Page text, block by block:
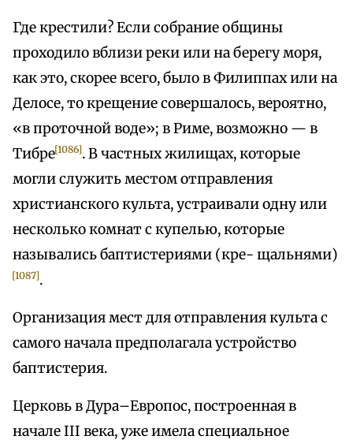
Где крестили? Если собрание общины
проходило вблизи реки или на берегу моря,
как это, скорее всего, было в Филиппах или на
Делосе, то крещение совершалось, вероятно,
«в проточной воде»; в Риме, возможно — в
Тибре[1086]. В частных жилищах, которые
могли служить местом отправления
христианского культа, устраивали одну или
несколько комнат с купелью, которые
назывались баптистериями (кре- щальнями)
[1087].
Организация мест для отправления культа с
самого начала предполагала устройство
баптистерия.
Церковь в Дура–Европос, построенная в
начале III века, уже имела специальное